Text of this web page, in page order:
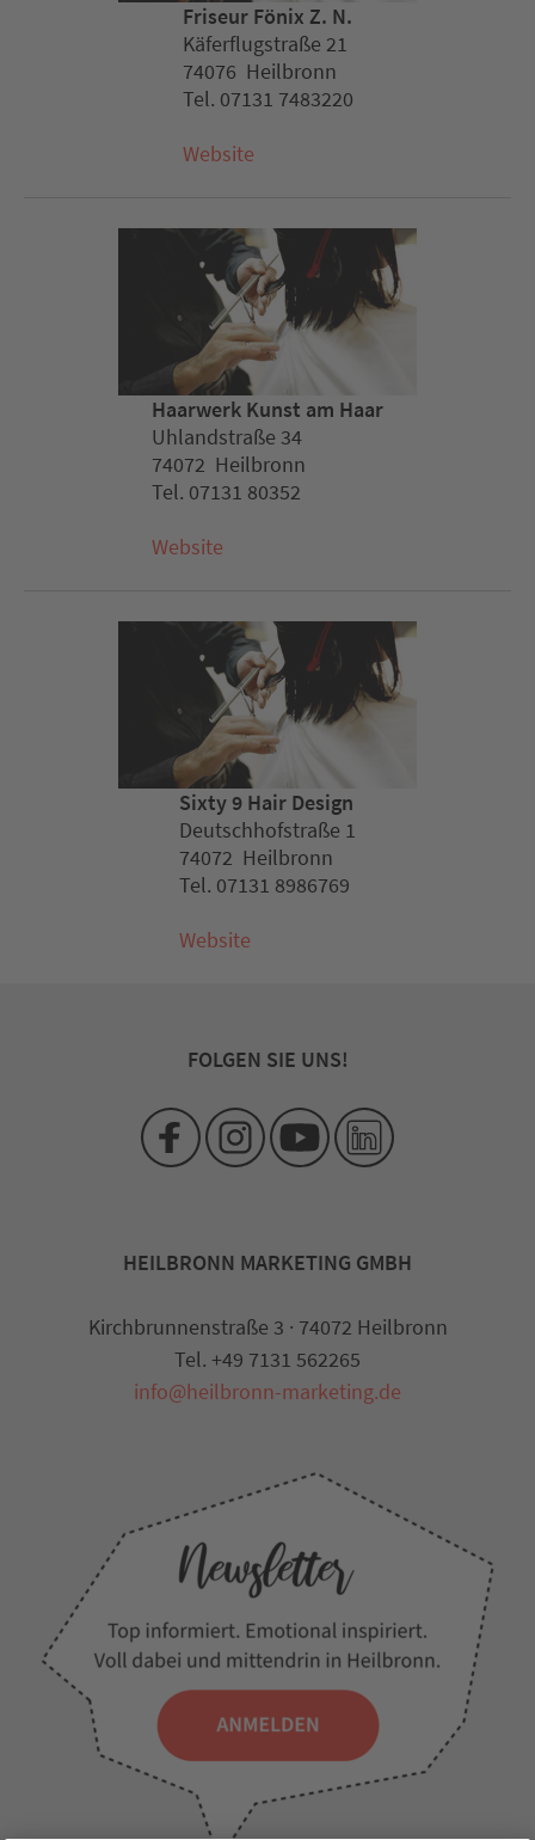
Friseur Fönix Z. N.
Käferflugstraße 21
74076 Heilbronn
Tel. 07131 7483220
Website
Haarwerk Kunst am Haar
Uhlandstraße 34
74072 Heilbronn
Tel. 07131 80352
Website
Sixty 9 Hair Design
Deutschhofstraße 1
74072 Heilbronn
Tel. 07131 8986769
Website
FOLGEN SIE UNS!
HEILBRONN MARKETING GMBH
Kirchbrunnenstraße 3 · 74072 Heilbronn
Tel. +49 7131 562265
info@heilbronn-marketing.de